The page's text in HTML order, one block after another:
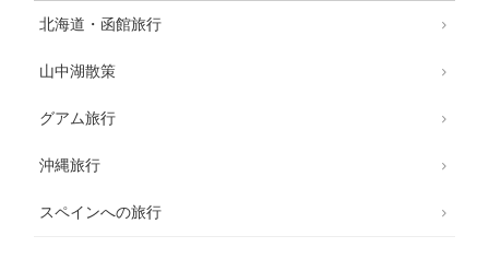
北海道・函館旅行
山中湖散策
グアム旅行
沖縄旅行
スペインへの旅行